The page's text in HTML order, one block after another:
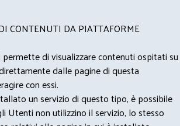
CONTENUTI DA PIATTAFORME
di visualizzare contenuti ospitati su
dalle pagine di questa
con essi.
un servizio di questo tipo, è possibile
Utenti non utilizzino il servizio, lo stesso